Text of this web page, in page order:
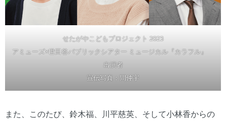
せたがやこどもプロジェクト 2023
アミューズ×世田谷パブリックシアター ミュージカル『カラフル』
出演者
宣伝写真：間仲宇
また、このたび、鈴木福、川平慈英、そして小林香からの